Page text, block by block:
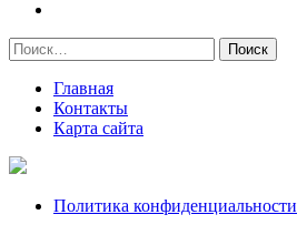
Найти:
Главная
Контакты
Карта сайта
Политика конфиденциальности